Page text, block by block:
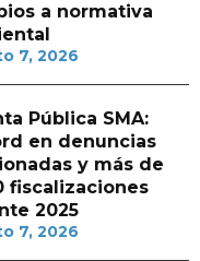
a normativa
7, 2026
Pública SMA:
en denuncias
y más de
fiscalizaciones
2025
7, 2026